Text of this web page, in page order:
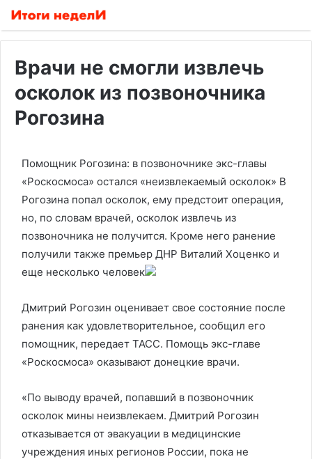
Врачи не смогли извлечь
осколок из позвоночника
Рогозина
Помощник Рогозина: в позвоночнике экс-главы
«Роскосмоса» остался «неизвлекаемый осколок» В
Рогозина попал осколок, ему предстоит операция,
но, по словам врачей, осколок извлечь из
позвоночника не получится. Кроме него ранение
получили также премьер ДНР Виталий Хоценко и
еще несколько человек
Дмитрий Рогозин оценивает свое состояние после
ранения как удовлетворительное, сообщил его
помощник, передает ТАСС. Помощь экс-главе
«Роскосмоса» оказывают донецкие врачи.
«По выводу врачей, попавший в позвоночник
осколок мины неизвлекаем. Дмитрий Рогозин
отказывается от эвакуации в медицинские
учреждения иных регионов России, пока не